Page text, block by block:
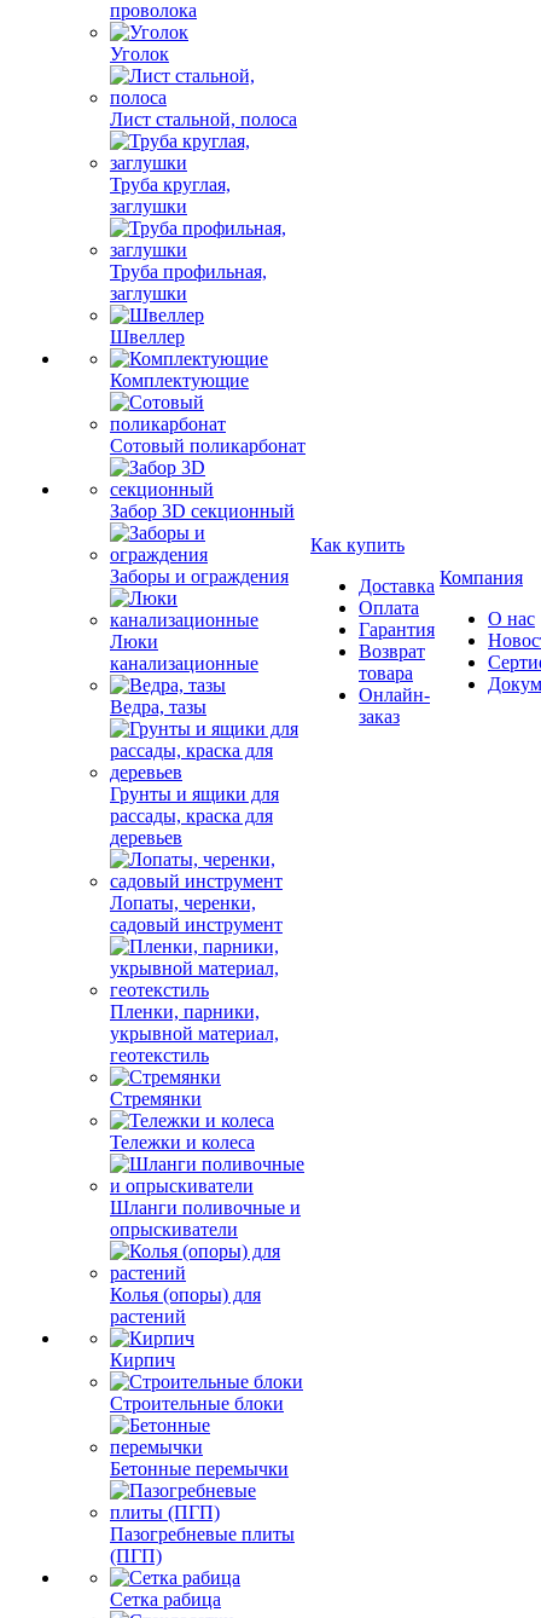
проволока
Уголок
Лист стальной, полоса
Труба круглая,
заглушки
Труба профильная,
заглушки
Швеллер
Комплектующие
Сотовый поликарбонат
Забор 3D секционный
Заборы и ограждения
Люки
канализационные
Ведра, тазы
Грунты и ящики для
рассады, краска для
деревьев
Лопаты, черенки,
садовый инструмент
Пленки, парники,
укрывной материал,
геотекстиль
Стремянки
Тележки и колеса
Шланги поливочные и
опрыскиватели
Колья (опоры) для
растений
Кирпич
Строительные блоки
Бетонные перемычки
Пазогребневые плиты
(ПГП)
Сетка рабица
Как купить
Доставка
Оплата
Гарантия
Возврат
товара
Онлайн-
заказ
Компания
О нас